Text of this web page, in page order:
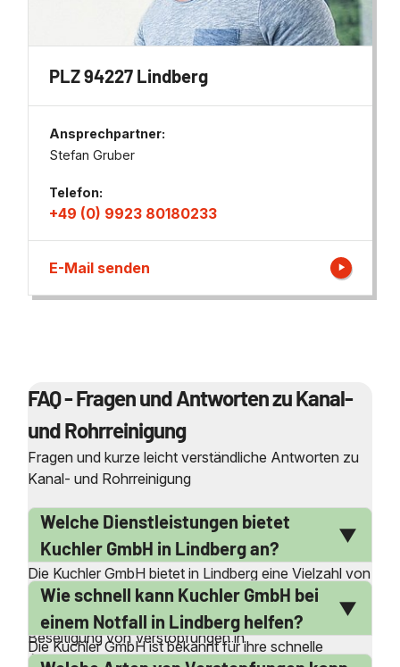
PLZ 94227 Lindberg
Ansprechpartner:
Stefan Gruber
Telefon:
+49 (0) 9923 80180233
E-Mail senden
FAQ - Fragen und Antworten zu Kanal-
und Rohrreinigung
Fragen und kurze leicht verständliche Antworten zu
Kanal- und Rohrreinigung
Welche Dienstleistungen bietet
Kuchler GmbH in Lindberg an?
Die Kuchler GmbH bietet in Lindberg eine Vielzahl von
Dienstleistungen rund um die Kanal- und
Rohrreinigung an. Dazu gehören die professionelle
Beseitigung von Verstopfungen in
Abwasserleitungen, die Reinigung von
Wie schnell kann Kuchler GmbH bei
einem Notfall in Lindberg helfen?
Die Kuchler GmbH ist bekannt für ihre schnelle